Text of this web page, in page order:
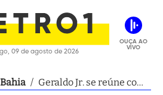
09 de agosto de 2026
OUÇA AO
VIVO
Bahia / Geraldo Jr. se reúne com